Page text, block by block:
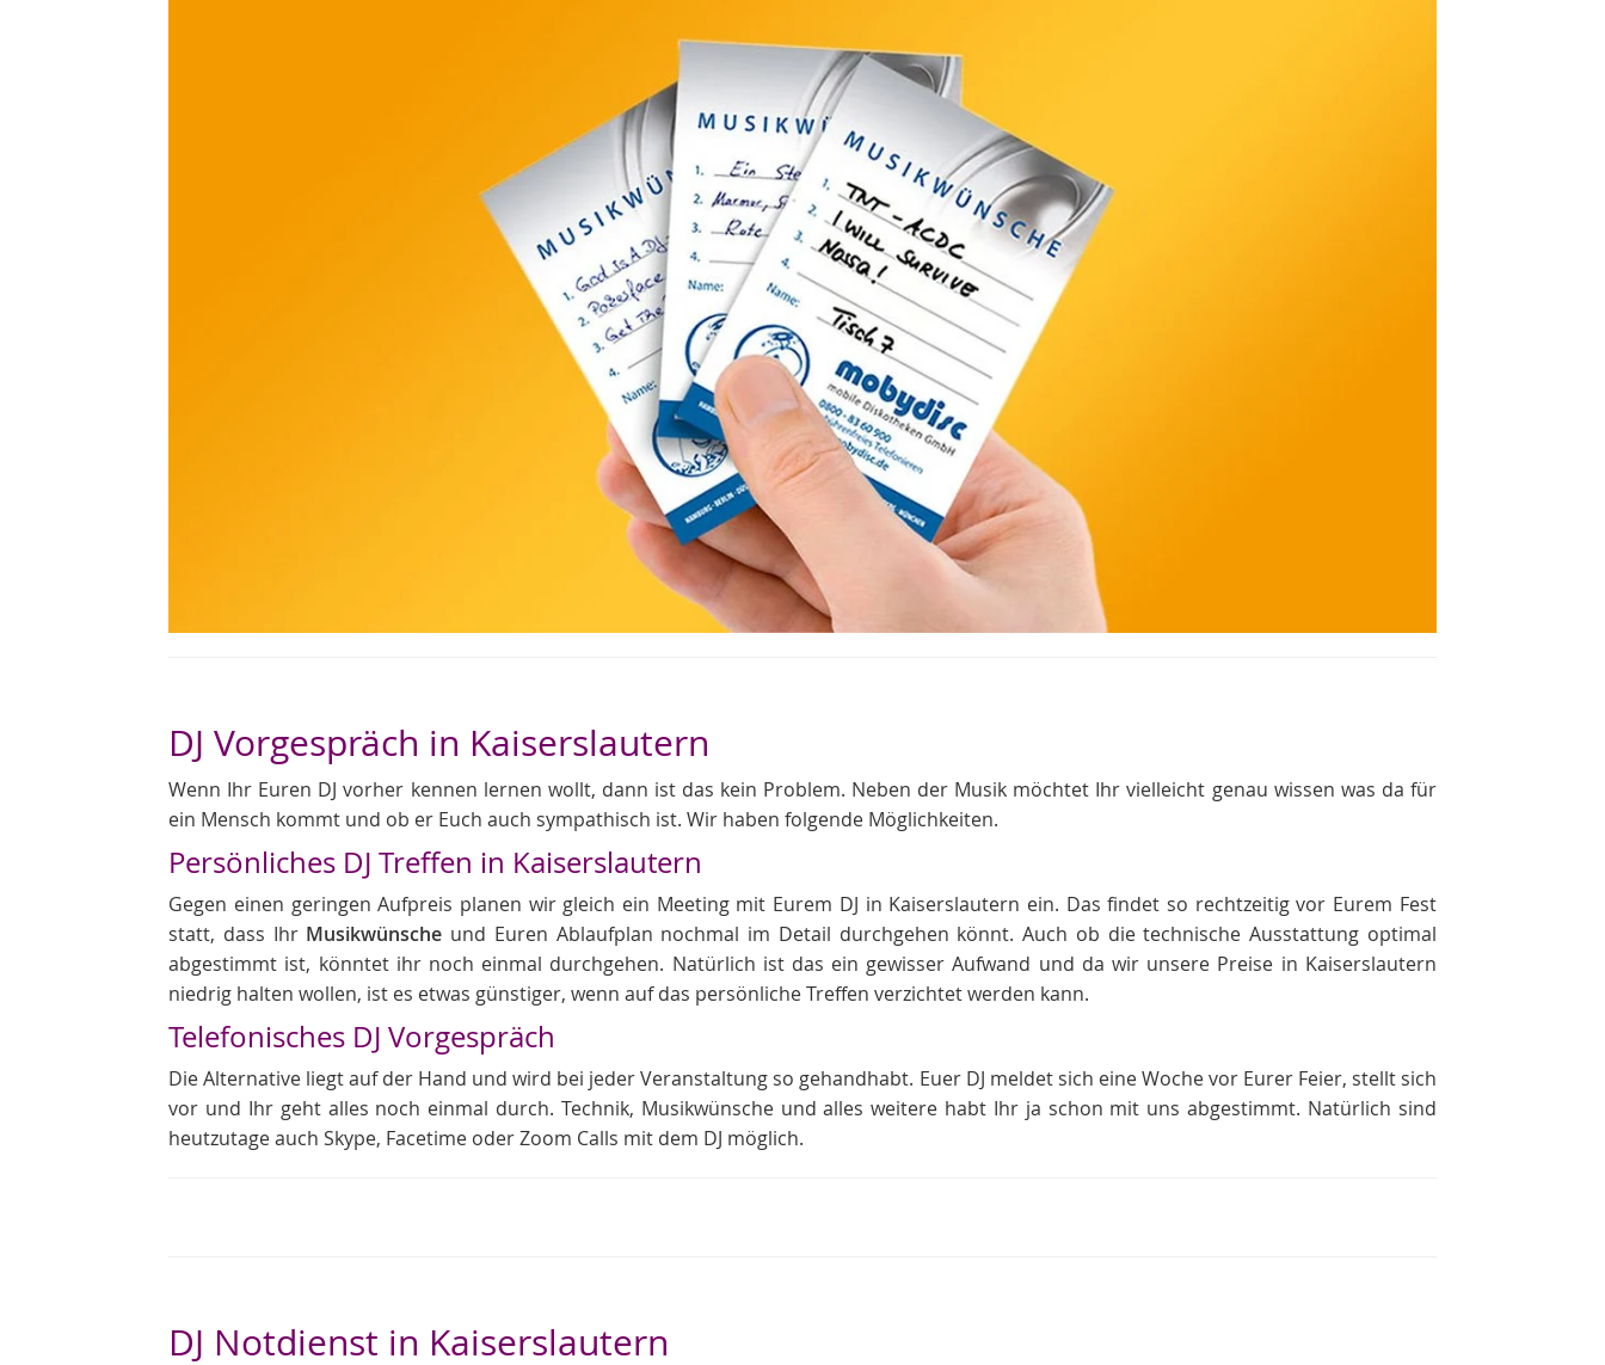
DJ Vorgespräch in Kaiserslautern
Wenn Ihr Euren DJ vorher kennen lernen wollt, dann ist das kein Problem. Neben der Musik möchtet Ihr vielleicht genau wissen was da für
ein Mensch kommt und ob er Euch auch sympathisch ist. Wir haben folgende Möglichkeiten.
Persönliches DJ Treffen in Kaiserslautern
Gegen einen geringen Aufpreis planen wir gleich ein Meeting mit Eurem DJ in Kaiserslautern ein. Das findet so rechtzeitig vor Eurem Fest
statt, dass Ihr Musikwünsche und Euren Ablaufplan nochmal im Detail durchgehen könnt. Auch ob die technische Ausstattung optimal
abgestimmt ist, könntet ihr noch einmal durchgehen. Natürlich ist das ein gewisser Aufwand und da wir unsere Preise in Kaiserslautern
niedrig halten wollen, ist es etwas günstiger, wenn auf das persönliche Treffen verzichtet werden kann.
Telefonisches DJ Vorgespräch
Die Alternative liegt auf der Hand und wird bei jeder Veranstaltung so gehandhabt. Euer DJ meldet sich eine Woche vor Eurer Feier, stellt sich
vor und Ihr geht alles noch einmal durch. Technik, Musikwünsche und alles weitere habt Ihr ja schon mit uns abgestimmt. Natürlich sind
heutzutage auch Skype, Facetime oder Zoom Calls mit dem DJ möglich.
DJ Notdienst in Kaiserslautern